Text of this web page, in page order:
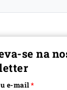
se na
e-mail*